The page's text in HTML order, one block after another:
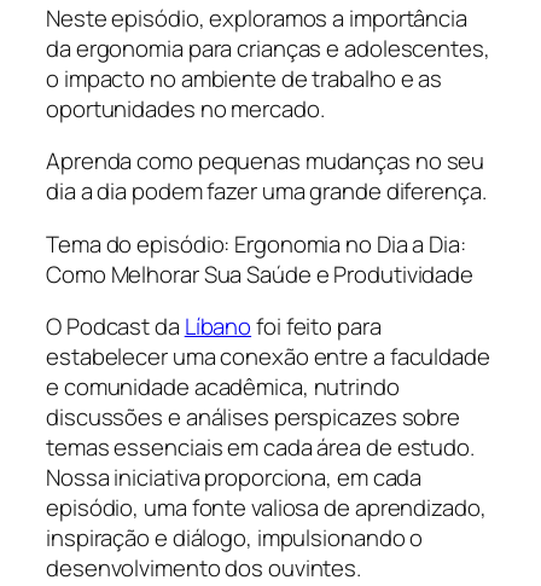
Neste episódio, exploramos a importância
da ergonomia para crianças e adolescentes,
o impacto no ambiente de trabalho e as
oportunidades no mercado.
Aprenda como pequenas mudanças no seu
dia a dia podem fazer uma grande diferença.
Tema do episódio: Ergonomia no Dia a Dia:
Como Melhorar Sua Saúde e Produtividade
O Podcast da Líbanofoi feito para
estabelecer uma conexão entre a faculdade
e comunidade acadêmica, nutrindo
discussões e análises perspicazes sobre
temas essenciais em cada área de estudo.
Nossa iniciativa proporciona, em cada
episódio, uma fonte valiosa de aprendizado,
inspiração e diálogo, impulsionando o
desenvolvimento dos ouvintes.